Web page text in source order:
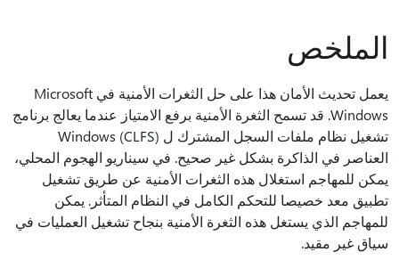
الملخص
يعمل تحديث الأمان هذا على حل الثغرات الأمنية في Microsoft
Windows. قد تسمح الثغرة الأمنية برفع الامتياز عندما يعالج برنامج
تشغيل نظام ملفات السجل المشترك ل Windows (CLFS)
العناصر في الذاكرة بشكل غير صحيح. في سيناريو الهجوم المحلي،
يمكن للمهاجم استغلال هذه الثغرات الأمنية عن طريق تشغيل
تطبيق معد خصيصا للتحكم الكامل في النظام المتأثر. يمكن
للمهاجم الذي يستغل هذه الثغرة الأمنية بنجاح تشغيل العمليات في
سياق غير مقيد.